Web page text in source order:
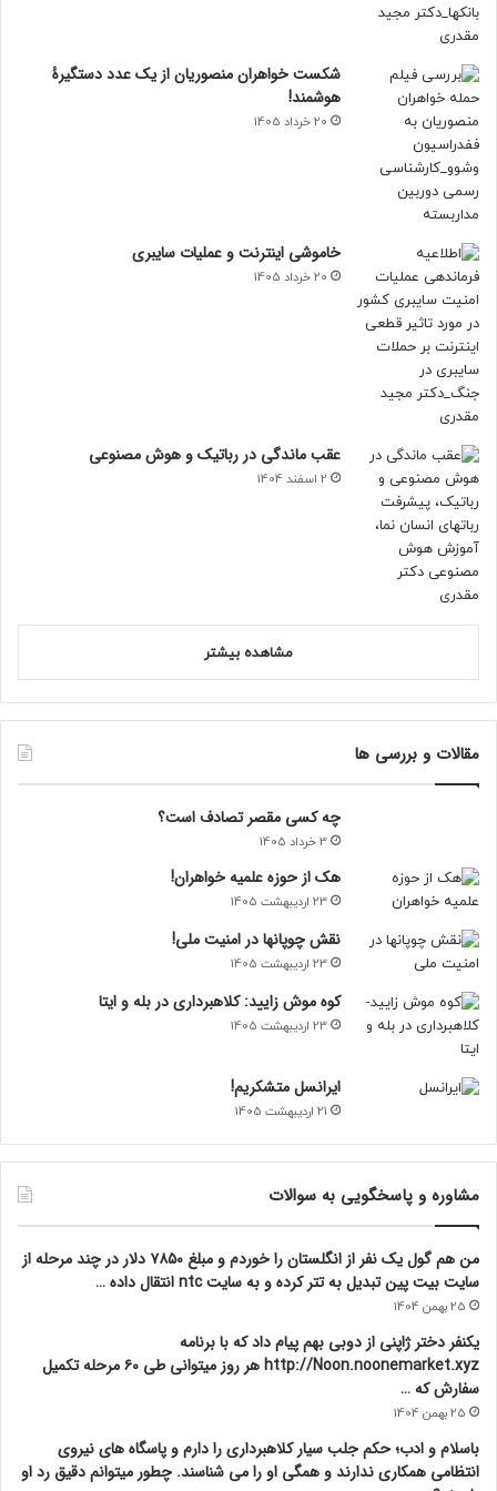
شکست خواهران منصوریان از یک عدد دستگیرۀ
هوشمند!
20 خرداد 1405
خاموشی اینترنت و عملیات سایبری
20 خرداد 1405
عقب ماندگی در رباتیک و هوش مصنوعی
2 اسفند 1404
مشاهده بیشتر
مقالات و بررسی ها
چه کسی مقصر تصادف است؟
3 خرداد 1405
هک از حوزه علمیه خواهران!
23 اردیبهشت 1405
نقش چوپانها در امنیت ملی!
23 اردیبهشت 1405
کوه موش زایید: کلاهبرداری در بله و ایتا
23 اردیبهشت 1405
ایرانسل متشکریم!
21 اردیبهشت 1405
مشاوره و پاسخگویی به سوالات
من هم گول یک نفر از انگلستان را خوردم و مبلغ ۷۸۵۰ دلار در چند مرحله از
سایت بیت پین تبدیل به تتر کرده و به سایت ntc انتقال داده …
25 بهمن 1404
یکنفر دختر ژاپنی از دوبی بهم پیام داد که با برنامه
http://Noon.noonemarket.xyz هر روز میتوانی طی ۶۰ مرحله تکمیل
سفارش که …
25 بهمن 1404
باسلام و ادب؛ حکم جلب سیار کلاهبرداری را دارم و پاسگاه های نیروی
انتظامی همکاری ندارند و همگی او را می شناسند. چطور میتوانم دقیق رد او